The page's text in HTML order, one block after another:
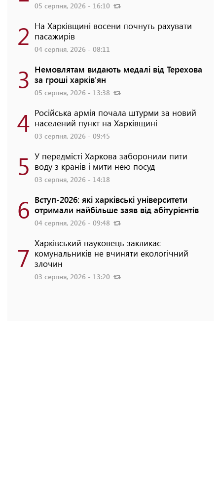
05 серпня, 2026 - 16:10
2 На Харківщині восени почнуть рахувати
пасажирів
04 серпня, 2026 - 08:11
3 Немовлятам видають медалі від Терехова
за гроші харків'ян
05 серпня, 2026 - 13:38
4 Російська армія почала штурми за новий
населений пункт на Харківщині
03 серпня, 2026 - 09:45
5 У передмісті Харкова заборонили пити
воду з кранів і мити нею посуд
03 серпня, 2026 - 14:18
6 Вступ-2026: які харківські університети
отримали найбільше заяв від абітурієнтів
04 серпня, 2026 - 09:48
7 Харківський науковець закликає
комунальників не вчиняти екологічний
злочин
03 серпня, 2026 - 13:20